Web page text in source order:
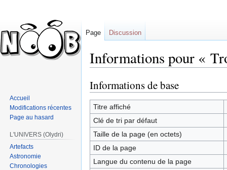
Informations pour «
Sauter
à
la
navigation
Sauter
à
la
recherche
Informations de base
Titre affiché
Clé de tri par défaut
Taille de la page (en octets)
ID de la page
Langue du contenu de la page
Page Discussion
Accueil
Modifications récentes
Page au hasard
L'UNIVERS (Olydri)
Artefacts
Astronomie
Chronologies